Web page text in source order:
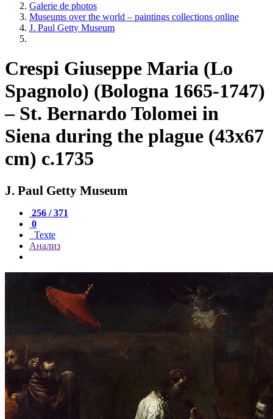
Galerie de photos
Museums over the world – paintings collections online
J. Paul Getty Museum
Crespi Giuseppe Maria (Lo
Spagnolo) (Bologna 1665-1747)
– St. Bernardo Tolomei in
Siena during the plague (43x67
cm) c.1735
J. Paul Getty Museum
256 / 371
0
Texte
Анализ